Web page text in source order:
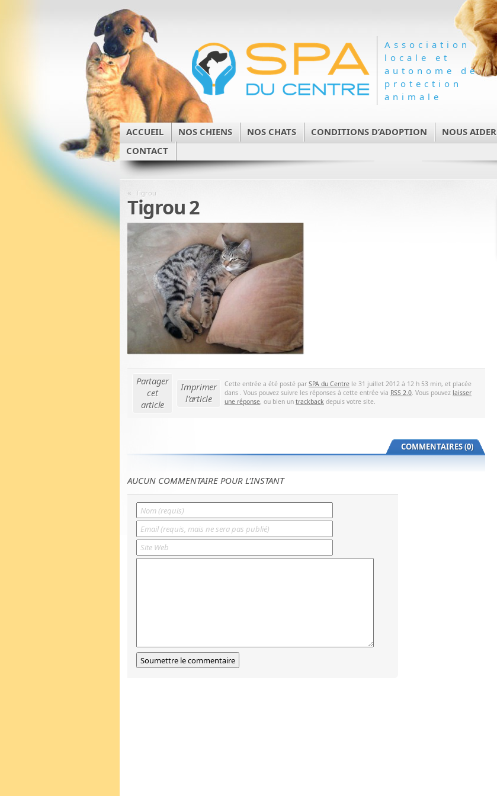
Association
locale et
autonome de
protection
animale
ACCUEIL NOS CHIENS NOS CHATS CONDITIONS D’ADOPTION NOUS AIDER
CONTACT
« Tigrou
Tigrou 2
Partager
cet
article
Imprimer
l'article
Cette entrée a été posté par SPA du Centre le 31 juillet 2012 à 12 h 53 min, et placée
dans . Vous pouvez suivre les réponses à cette entrée via RSS 2.0. Vous pouvez laisser
une réponse, ou bien un trackback depuis votre site.
COMMENTAIRES (0)
AUCUN COMMENTAIRE POUR L'INSTANT